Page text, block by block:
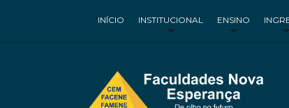
INÍCIO INSTITUCIONAL ENSINO